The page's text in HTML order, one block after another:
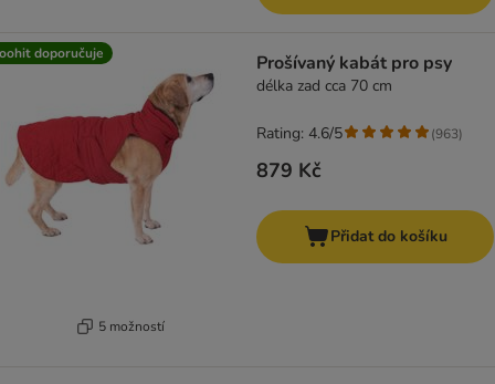
doporučuje
5 možností
Prošívaný kabát pro psy
délka zad cca 70 cm
879 Kč
Rating: 4.6/5 (963)
Přidat do košíku